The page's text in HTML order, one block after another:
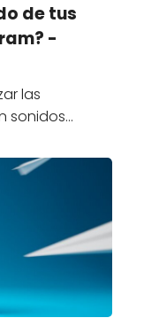
de tus
-
las
sonidos…